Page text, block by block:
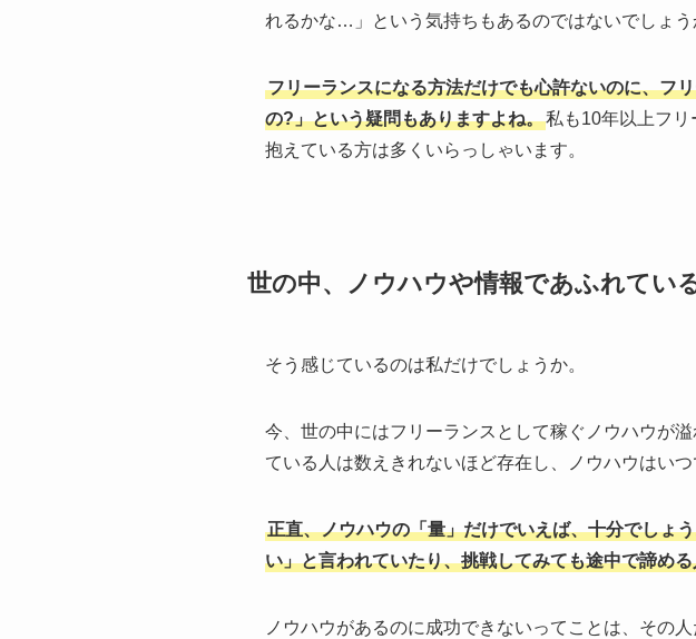
れるかな…」という気持ちもあるのではないでしょう
フリーランスになる方法だけでも心許ないのに、フ
の?」という疑問もありますよね。私も10年以上フ
抱えている方は多くいらっしゃいます。
世の中、ノウハウや情報であふれてい
そう感じているのは私だけでしょうか。
今、世の中にはフリーランスとして稼ぐノウハウが
ている人は数えきれないほど存在し、ノウハウはいつ
正直、ノウハウの「量」だけでいえば、十分でしょ
い」と言われていたり、挑戦してみても途中で諦め
ノウハウがあるのに成功できないってことは、その